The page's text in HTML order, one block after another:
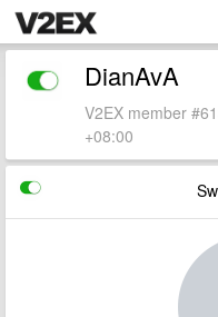
DianAvA
V2EX member
+08:00